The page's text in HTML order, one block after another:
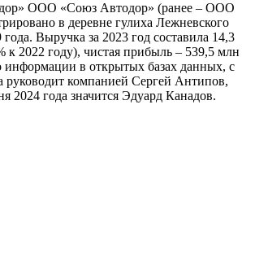
ООО «Союз Автодор» (ранее – ООО
в деревне гулиха Лежневского
Выручка за 2023 год составила 14,3
к 2022 году), чистая прибыль – 539,5 млн
информации в открытых базах данных, с
руководит компанией Сергей Антипов,
2024 года значится Эдуард Канадов.